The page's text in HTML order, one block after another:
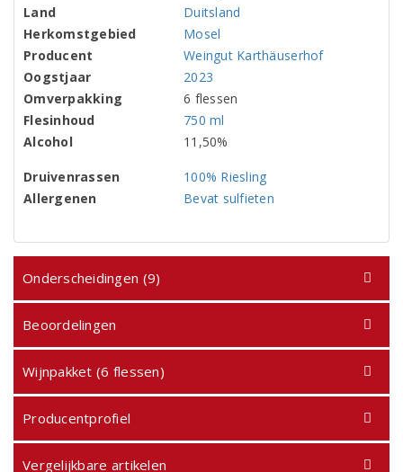
Land
Duitsland
Herkomstgebied
Mosel
Producent
Weingut Karthäuserhof
Oogstjaar
2023
Omverpakking
6 flessen
Flesinhoud
750 ml
Alcohol
11,50%
Druivenrassen
100% Riesling
Allergenen
Bevat sulfieten
Onderscheidingen (9)
Beoordelingen
Wijnpakket (6 flessen)
Producentprofiel
Vergelijkbare artikelen